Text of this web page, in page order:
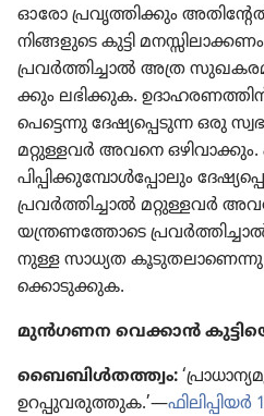
ഓരോ പ്രവൃ​ത്തി​ക്കും
നിങ്ങളു​ടെ കുട്ടി
പ്രവർത്തി​ച്ചാൽ അത്ര
ക്കും ലഭിക്കുക.
പെട്ടെന്നു ദേഷ്യ​പ്പെ​ടുന്ന ഒരു
മറ്റുള്ളവർ അവനെ
പി​പ്പി​ക്കു​മ്പോൾപ്പോ​ലും
പ്രവർത്തി​ച്ചാൽ മറ്റുള്ളവർ
യ​ന്ത്ര​ണ​ത്തോ​ടെ
നുള്ള സാധ്യത കൂടു​ത​ലാ​ണെന്നു
ക്കൊ​ടു​ക്കുക.
മുൻഗണന വെക്കാൻ കുട്ടിയെ
ബൈബിൾത​ത്ത്വം:
ഉറപ്പു​വ​രു​ത്തുക.’—ഫിലി​പ്പി​യർ